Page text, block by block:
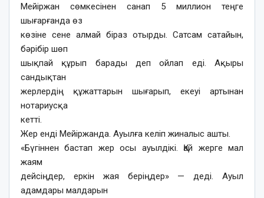
Мейіржан сөмкесінен санап 5 миллион теңге
шығарғанда өз
көзіне сене алмай біраз отырды. Сатсам сатайын,
бәрібір шөп
шықпай құрып барады деп ойлап еді. Ақыры
сандықтан
жерлердің құжаттарын шығарып, екеуі артынан
нотариусқа
кетті.
Жер енді Мейіржанда. Ауылға келіп жиналыс ашты.
«Бүгіннен бастап жер осы ауылдікі. Қай жерге мал
жаям
дейсіңдер, еркін жая беріңдер» — деді. Ауыл
адамдары малдарын